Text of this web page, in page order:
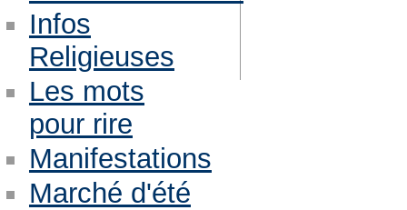
Infos
Religieuses
Les mots
pour rire
Manifestations
Marché d'été